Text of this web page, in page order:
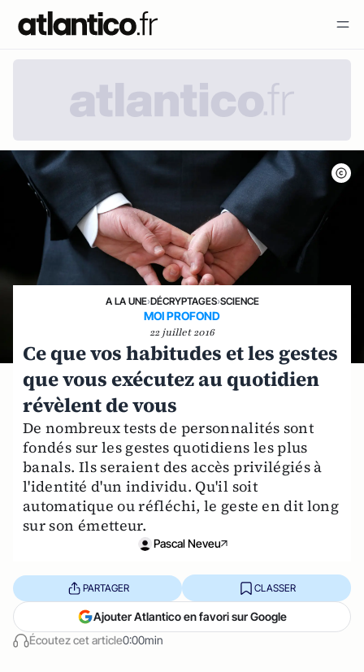
A LA UNE›DÉCRYPTAGES›SCIENCE
MOI PROFOND
22 juillet 2016
Ce que vos habitudes et les gestes
que vous exécutez au quotidien
révèlent de vous
De nombreux tests de personnalités sont
fondés sur les gestes quotidiens les plus
banals. Ils seraient des accès privilégiés à
l'identité d'un individu. Qu'il soit
automatique ou réfléchi, le geste en dit long
sur son émetteur.
Pascal Neveu
Écoutez cet article0:00min
PARTAGER CLASSER
Ajouter Atlantico en favori sur Google